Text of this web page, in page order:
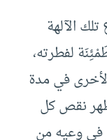
الآلهة
لفطرته،
في مدة
نقص كل
في وعيه من